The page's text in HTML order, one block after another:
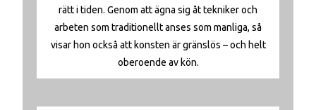
rätt i tiden. Genom att ägna sig åt tekniker och
arbeten som traditionellt anses som manliga, så
visar hon också att konsten är gränslös – och helt
oberoende av kön.